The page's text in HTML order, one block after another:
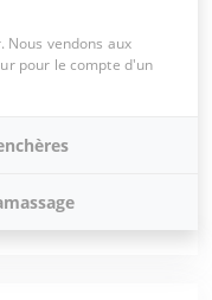
Nous vendons aux
pour le compte d'un